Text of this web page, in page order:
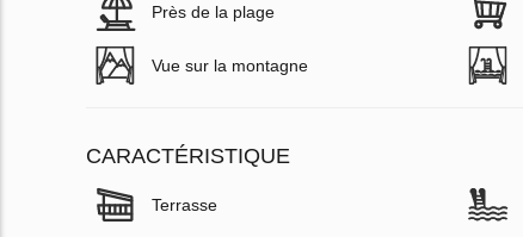
Près de la plage
Vue sur la montagne
CARACTÉRISTIQUE
Terrasse